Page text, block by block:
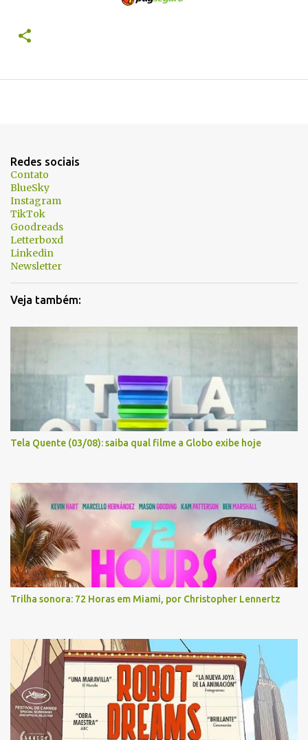
Redes sociais
Contato
BlueSky
Instagram
TikTok
Goodreads
Letterboxd
Linkedin
Newsletter
Veja também:
Tela Quente (03/08): saiba qual filme a Globo exibe hoje
Trilha sonora: 72 Horas em Miami, por Christopher Lennertz